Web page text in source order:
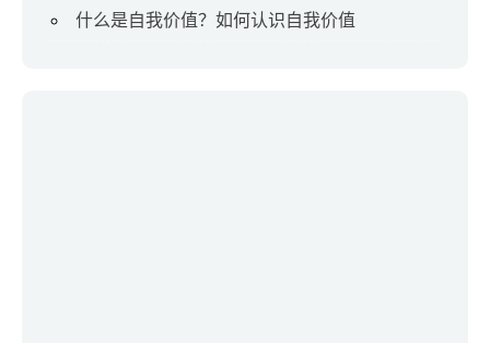
什么是自我价值？如何认识自我价值